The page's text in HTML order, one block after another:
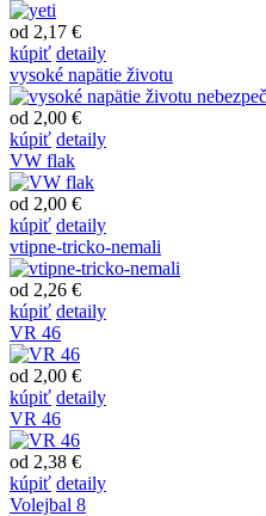
od 2,17 €
kúpiť detaily
vysoké napätie životu
od 2,00 €
kúpiť detaily
VW flak
od 2,00 €
kúpiť detaily
vtipne-tricko-nemali
od 2,26 €
kúpiť detaily
VR 46
od 2,00 €
kúpiť detaily
VR 46
od 2,38 €
kúpiť detaily
Volejbal 8